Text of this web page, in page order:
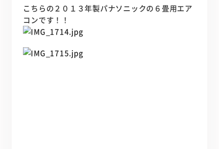
こちらの２０１３年製パナソニックの６畳用エア
コンです！！